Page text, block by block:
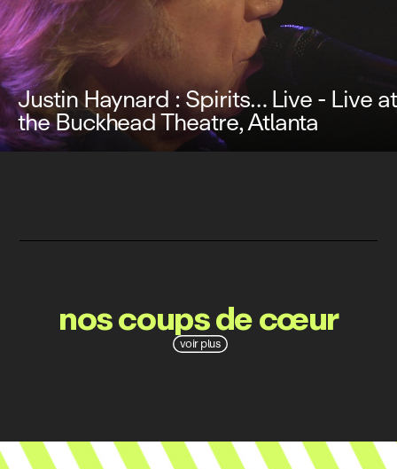
Justin Haynard : Spirits… Live - Live at
the Buckhead Theatre, Atlanta
voir plus
nos coups de cœur